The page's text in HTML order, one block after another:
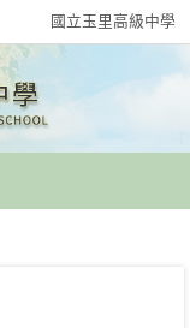
國立玉里高級中學